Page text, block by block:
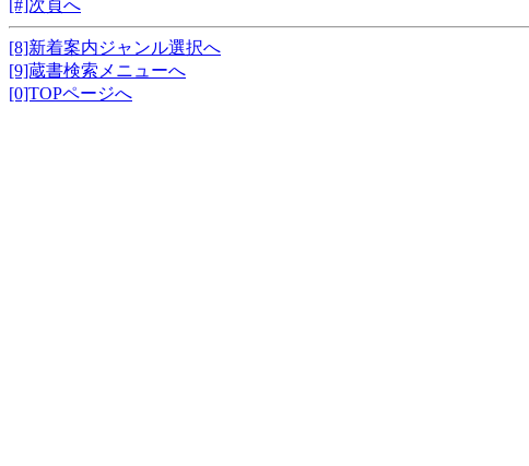
[#]次頁へ
[8]新着案内ジャンル選択へ
[9]蔵書検索メニューへ
[0]TOPページへ